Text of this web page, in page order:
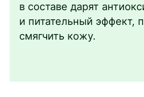
в составе дарят
и питательный эффект,
смягчить кожу.